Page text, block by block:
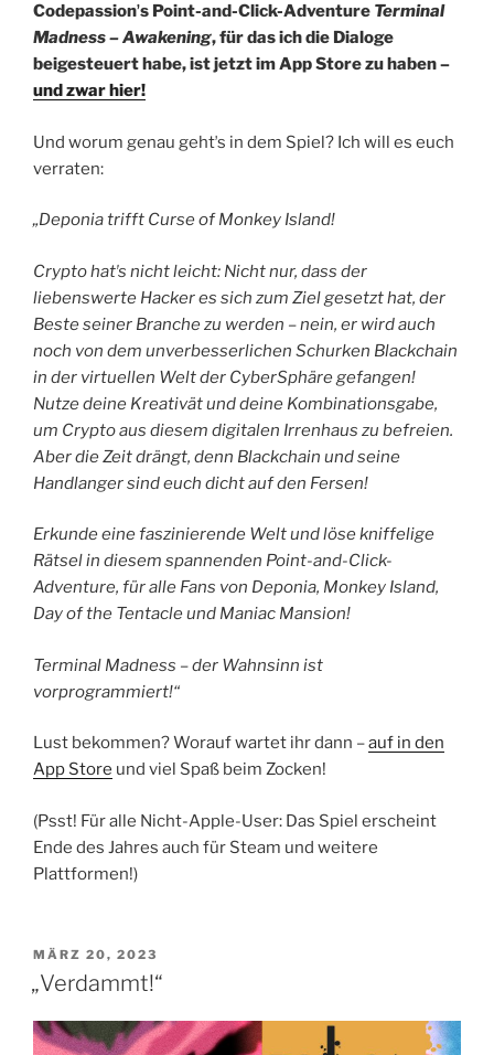
Codepassionʼs Point-and-Click-Adventure Terminal
Madness – Awakening, für das ich die Dialoge
beigesteuert habe, ist jetzt im App Store zu haben –
und zwar hier!
Und worum genau gehtʼs in dem Spiel? Ich will es euch
verraten:
„Deponia trifft Curse of Monkey Island!
Crypto hatʼs nicht leicht: Nicht nur, dass der
liebenswerte Hacker es sich zum Ziel gesetzt hat, der
Beste seiner Branche zu werden – nein, er wird auch
noch von dem unverbesserlichen Schurken Blackchain
in der virtuellen Welt der CyberSphäre gefangen!
Nutze deine Kreativät und deine Kombinationsgabe,
um Crypto aus diesem digitalen Irrenhaus zu befreien.
Aber die Zeit drängt, denn Blackchain und seine
Handlanger sind euch dicht auf den Fersen!
Erkunde eine faszinierende Welt und löse kniffelige
Rätsel in diesem spannenden Point-and-Click-
Adventure, für alle Fans von Deponia, Monkey Island,
Day of the Tentacle und Maniac Mansion!
Terminal Madness – der Wahnsinn ist
vorprogrammiert!“
Lust bekommen? Worauf wartet ihr dann –auf in den
App Store und viel Spaß beim Zocken!
(Psst! Für alle Nicht-Apple-User: Das Spiel erscheint
Ende des Jahres auch für Steam und weitere
Plattformen!)
VERÖFFENTLICHT
AM
MÄRZ 20, 2023
„Verdammt!“